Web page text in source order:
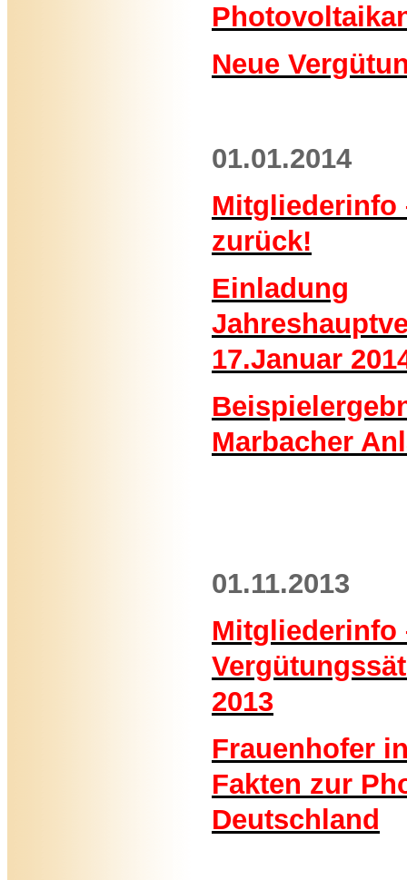
Neue
01.01.2014
Mitgliederinfo
zurück!
Einladung
17.Januar
Marbacher
01.11.2013
Mitgliederinfo
2013
Frauenhofer
Fakten zur
Deutschland